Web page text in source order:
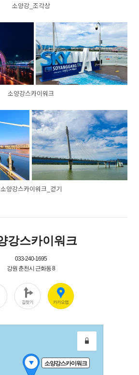
소양강_조각상
소양강스카이워크
소양강스카이워크_걷기